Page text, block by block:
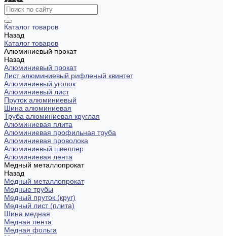
Каталог товаров
Назад
Каталог товаров
Алюминиевый прокат
Назад
Алюминиевый прокат
Лист алюминиевый рифленый квинтет
Алюминиевый уголок
Алюминиевый лист
Пруток алюминиевый
Шина алюминиевая
Труба алюминиевая круглая
Алюминиевая плита
Алюминиевая профильная труба
Алюминиевая проволока
Алюминиевый швеллер
Алюминиевая лента
Медный металлопрокат
Назад
Медный металлопрокат
Медные трубы
Медный пруток (круг)
Медный лист (плита)
Шина медная
Медная лента
Медная фольга